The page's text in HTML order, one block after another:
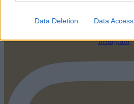
Data Deletion Data Access
Instagram